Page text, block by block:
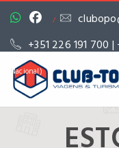
/
+351 226 191 700 |
Nacional)